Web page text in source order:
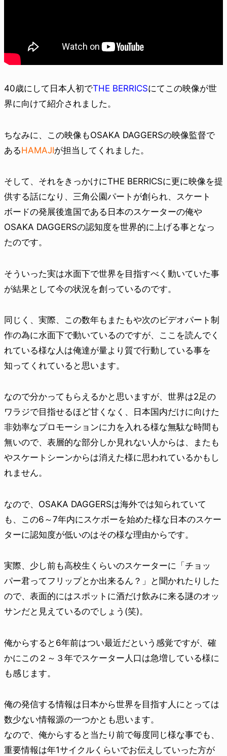
40歳にして日本人初でTHE BERRICSにてこの映像が世
界に向けて紹介されました。
ちなみに、この映像もOSAKA DAGGERSの映像監督で
あるHAMAJIが担当してくれました。
そして、それをきっかけにTHE BERRICSに更に映像を提
供する話になり、三角公園パートが創られ、スケート
ボードの発展後進国である日本のスケーターの俺や
OSAKA DAGGERSの認知度を世界的に上げる事となっ
たのです。
そういった実は水面下で世界を目指すべく動いていた事
が結果として今の状況を創っているのです。
同じく、実際、この数年もまたもや次のビデオパート制
作の為に水面下で動いているのですが、ここを読んでく
れている様な人は俺達が量より質で行動している事を
知ってくれていると思います。
なので分かってもらえるかと思いますが、世界は2足の
ワラジで目指せるほど甘くなく、日本国内だけに向けた
非効率なプロモーションに力を入れる様な無駄な時間も
無いので、表層的な部分しか見れない人からは、またも
やスケートシーンからは消えた様に思われているかもし
れません。
なので、OSAKA DAGGERSは海外では知られていて
も、この6～7年内にスケボーを始めた様な日本のスケー
ターに認知度が低いのはその様な理由からです。
実際、少し前も高校生くらいのスケーターに「チョッ
パー君ってフリップとか出来るん？」と聞かれたりした
ので、表面的にはスポットに酒だけ飲みに来る謎のオッ
サンだと見えているのでしょう(笑)。
俺からすると6年前はつい最近だという感覚ですが、確
かにこの２～３年でスケーター人口は急増している様に
も感じます。
俺の発信する情報は日本から世界を目指す人にとっては
数少ない情報源の一つかとも思います。
なので、俺からすると当たり前で毎度同じ様な事でも、
重要情報は年1サイクルくらいでお伝えしていった方が